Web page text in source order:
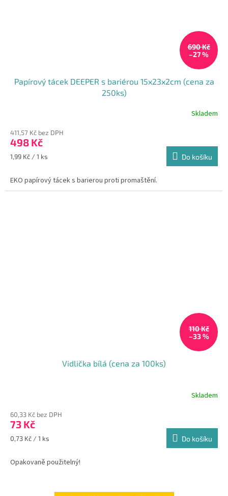
690 Kč
–27 %
Papírový tácek DEEPER s bariérou 15x23x2cm (cena za
250ks)
Skladem
411,57 Kč bez DPH
498 Kč
Měrná
1,99 Kč / 1 ks Do košíku
EKO papírový tácek s barierou proti promaštění.
110 Kč
–33 %
Vidlička bílá (cena za 100ks)
produktu
je
4,0
hvězdiček.
Skladem
60,33 Kč bez DPH
73 Kč
Měrná
0,73 Kč / 1 ks Do košíku
Opakovaně použitelný!